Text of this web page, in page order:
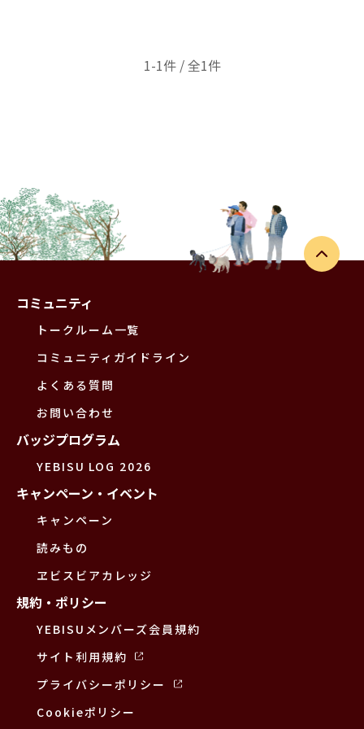
1-1件 / 全1件
コミュニティ
トークルーム一覧
コミュニティガイドライン
よくある質問
お問い合わせ
バッジプログラム
YEBISU LOG 2026
キャンペーン・イベント
キャンペーン
読みもの
ヱビスビアカレッジ
規約・ポリシー
YEBISUメンバーズ会員規約
サイト利用規約
プライバシーポリシー
Cookieポリシー